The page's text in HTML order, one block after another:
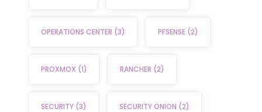
OPERATIONS CENTER (3) PFSENSE (2)
PROXMOX (1) RANCHER (2)
SECURITY (3) SECURITY ONION (2)